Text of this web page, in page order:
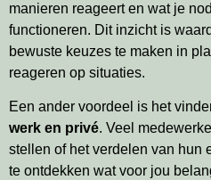
manieren reageert en wat je
functioneren. Dit inzicht is
bewuste keuzes te maken in
reageren op situaties.
Een ander voordeel is het
werk en privé. Veel
stellen of het verdelen van hun
te ontdekken wat voor jou